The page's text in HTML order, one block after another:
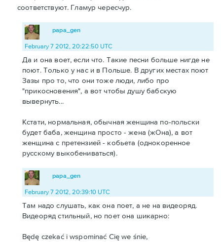
соответствуют. Гламур чересчур.
papa_gen
February 7 2012, 20:22:50 UTC
Да и она воет, если что. Такие песни больше нигде не
поют. Только у нас и в Польше. В других местах поют
Зазы про то, что они тоже люди, либо про
"прикосновения", а вот чтобы душу бабскую
вывернуть...
Кстати, нормальная, обычная женщина по-польски
будет баба, женщина просто - жена (жОна), а вот
женщина с претензией - кобьета (однокоренное
русскому выкобениваться).
papa_gen
February 7 2012, 20:39:10 UTC
Там надо слушать, как она поет, а не на видеоряд.
Видеоряд стильный, но поет она шикарно:
Będę czekać i wspominać Cię we śnie,